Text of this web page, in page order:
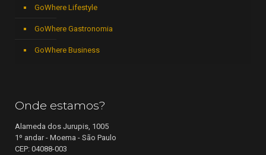
GoWhere Lifestyle
GoWhere Gastronomia
GoWhere Business
Onde estamos?
Alameda dos Jurupis, 1005
1º andar - Moema - São Paulo
CEP: 04088-003